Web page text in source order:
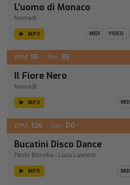
L'uomo di Monaco
Nomadi
MP3 MIDI VIDEO
BPM: 95 Ton.: RE
Il Fiore Nero
Nomadi
MP3 MIDI
BPM: 126 Ton.: DO -
Bucatini Disco Dance
Paolo Bonolis - Luca Laurenti
MP3 MIDI